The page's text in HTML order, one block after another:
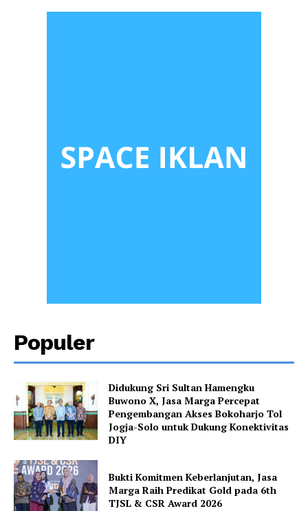
Populer
Didukung Sri Sultan Hamengku
Buwono X, Jasa Marga Percepat
Pengembangan Akses Bokoharjo Tol
Jogja-Solo untuk Dukung Konektivitas
DIY
Bukti Komitmen Keberlanjutan, Jasa
Marga Raih Predikat Gold pada 6th
TJSL & CSR Award 2026